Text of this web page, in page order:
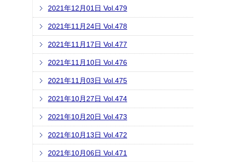
2021年12月01日 Vol.479
2021年11月24日 Vol.478
2021年11月17日 Vol.477
2021年11月10日 Vol.476
2021年11月03日 Vol.475
2021年10月27日 Vol.474
2021年10月20日 Vol.473
2021年10月13日 Vol.472
2021年10月06日 Vol.471